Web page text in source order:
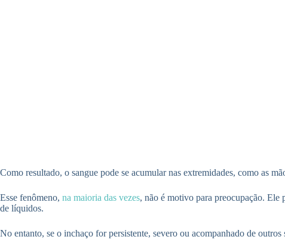
Como resultado, o sangue pode se acumular nas extremidades, como as
Esse fenômeno, na maioria das vezes, não é motivo para preocupação. Ele
de líquidos.
No entanto, se o inchaço for persistente, severo ou acompanhado de